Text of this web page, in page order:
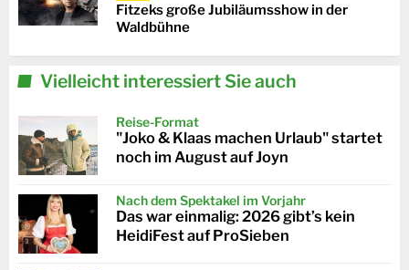
Fitzeks große Jubiläumsshow in der
Waldbühne
Vielleicht interessiert Sie auch
Reise-Format
"Joko & Klaas machen Urlaub" startet
noch im August auf Joyn
Nach dem Spektakel im Vorjahr
Das war einmalig: 2026 gibt’s kein
HeidiFest auf ProSieben